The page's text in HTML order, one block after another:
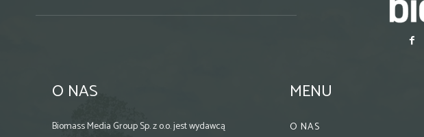
O NAS
Biomass Media Group Sp. z o.o. jest wydawcą
MENU
O NAS